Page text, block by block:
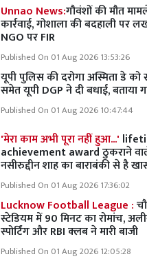
Unnao News:गौवंशों की मौत
कार्रवाई, गोशाला की बदहाली पर
NGO पर FIR
Published On 01 Aug 2026 13:53:26
यूपी पुलिस की दरोगा अस्मिता डे को
समेत यूपी DGP ने दी बधाई, बताया
Published On 01 Aug 2026 10:47:44
'मेरा काम अभी पूरा नहीं हुआ...'
achievement award ठुकराने
नसीरुद्दीन शाह का बाराबंकी से है
Published On 01 Aug 2026 17:36:02
Lucknow Football League :
स्टेडियम में 90 मिनट का रोमांच,
स्पोर्टिंग और RBI क्लब ने मारी बाजी
Published On 01 Aug 2026 12:05:28